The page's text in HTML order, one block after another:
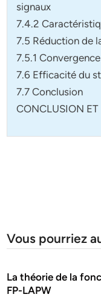
signaux
7.4.2
7.5 Réduction de
7.5.1
7.6 Efficacité du
7.7 Conclusion
CONCLUSION
Vous pourriez
La théorie de la
FP-LAPW